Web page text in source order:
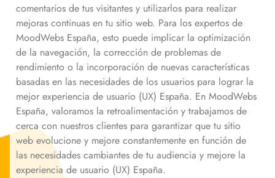
comentarios de tus visitantes y utilizarlos para realizar
mejoras continuas en tu sitio web. Para los expertos de
MoodWebs España, esto puede implicar la optimización
de la navegación, la corrección de problemas de
rendimiento o la incorporación de nuevas características
basadas en las necesidades de los usuarios para lograr la
mejor experiencia de usuario (UX) España. En MoodWebs
España, valoramos la retroalimentación y trabajamos de
cerca con nuestros clientes para garantizar que tu sitio
web evolucione y mejore constantemente en función de
las necesidades cambiantes de tu audiencia y mejore la
experiencia de usuario (UX) España.